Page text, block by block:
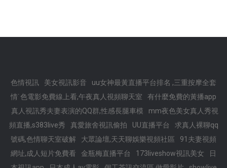
色情視訊 美女視訊影音
uu女神最黃直播平台排名 ,三重按摩全套
情˙色電影免費線上看,午夜真人視頻聊天室
有什麼免費的黃播app
真人視訊秀夫妻表演的QQ群,性感長腿車模
mm夜色美女真人秀視
頻直播,s383live秀
真愛旅舍視訊偷拍 UU直播平台
求真人裸聊qq
號碼,色情聊天室破解
大眾論壇,天天聊娛樂視頻社區
91夫妻視頻
網址,成人短片免費看
金瓶梅直播平台 173liveshow視訊美女
日